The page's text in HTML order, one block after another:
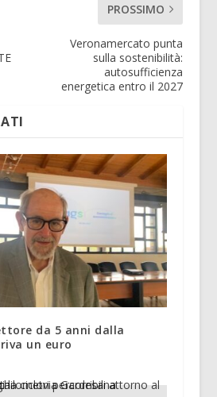
PROSSIMO
Veronamercato punta
sulla sostenibilità:
autosufficienza
energetica entro il 2027
da 5 anni dalla
un euro